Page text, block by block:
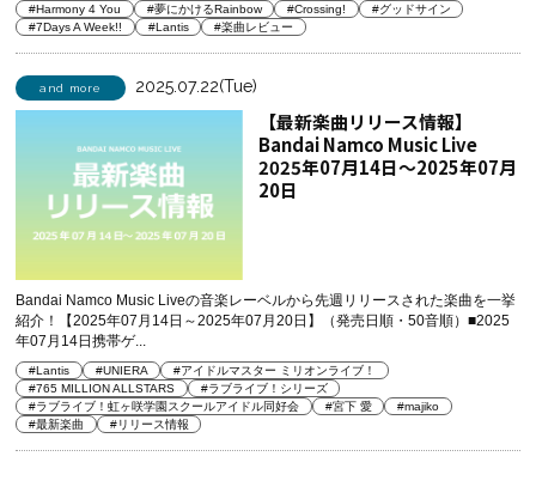
#Harmony 4 You
#夢にかけるRainbow #Crossing!
#グッドサイン
#7Days A Week!!
#Lantis #楽曲レビュー
and more 2025.07.22(Tue)
【最新楽曲リリース情報】
Bandai Namco Music Live
2025年07月14日～2025年07月
20日
Bandai Namco Music Liveの音楽レーベルから先週リリースされた楽曲を一挙
紹介！【2025年07月14日～2025年07月20日】（発売日順・50音順）■2025
年07月14日携帯ゲ...
#Lantis #UNIERA
#アイドルマスター ミリオンライブ！
#765 MILLION ALLSTARS
#ラブライブ！シリーズ
#ラブライブ！虹ヶ咲学園スクールアイドル同好会
#宮下 愛
#majiko
#最新楽曲
#リリース情報